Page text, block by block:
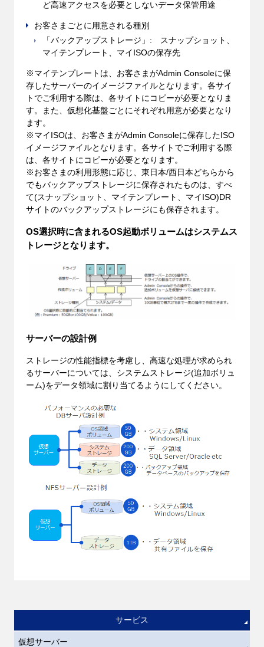
ど高速アクセスを必要としないデータ保管用途
お客さまごとに用意される種別
「バックアップストレージ」: スナップショット、
マイテンプレート、マイISOの保存先
※マイテンプレートは、お客さまがAdmin Consoleに保
存したサーバーのイメージファイルとなります。各サイ
トでご利用する際は、各サイトにコピーが必要となりま
す。また、仮想化基盤ごとにそれぞれ用意が必要となり
ます。
※マイISOは、お客さまがAdmin Consoleに保存したISO
イメージファイルとなります。各サイトでご利用する際
は、各サイトにコピーが必要となります。
※お客さまの利用形態に応じ、東日本/西日本どちらから
でもバックアップストレージに保存されたものは、すべ
て(スナップショット、マイテンプレート、マイISO)DR
サイトのバックアップストレージにも保存されます。
OS選択時に含まれるOS起動ボリュームはシステムス
トレージとなります。
サーバーの設計例
ストレージの性能指標を考慮し、高速な処理が求められ
るサーバーについては、システムストレージ(追加ボリュ
ーム)をデータ領域に割り当てるようにしてください。
サービス
仮想サーバー